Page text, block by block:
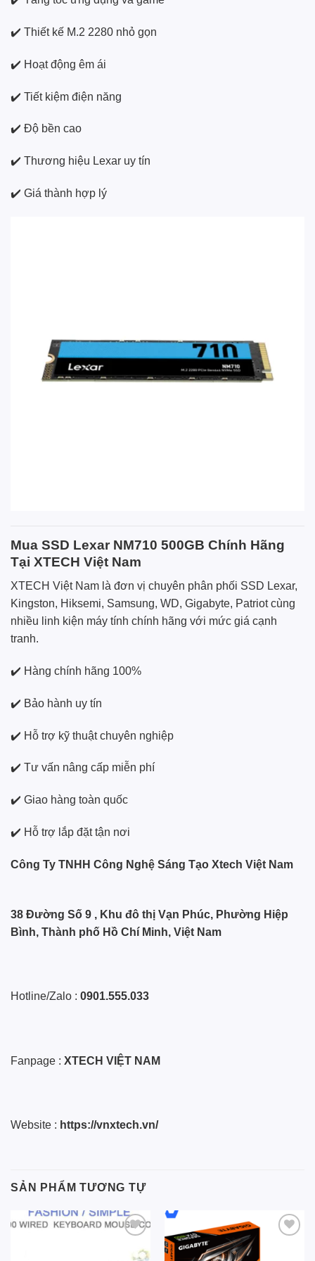
✔️ Thiết kế M.2 2280 nhỏ gọn
✔️ Hoạt động êm ái
✔️ Tiết kiệm điện năng
✔️ Độ bền cao
✔️ Thương hiệu Lexar uy tín
✔️ Giá thành hợp lý
Mua SSD Lexar NM710 500GB Chính Hãng
Tại XTECH Việt Nam
XTECH Việt Nam là đơn vị chuyên phân phối SSD Lexar,
Kingston, Hiksemi, Samsung, WD, Gigabyte, Patriot cùng
nhiều linh kiện máy tính chính hãng với mức giá cạnh
tranh.
✔️ Hàng chính hãng 100%
✔️ Bảo hành uy tín
✔️ Hỗ trợ kỹ thuật chuyên nghiệp
✔️ Tư vấn nâng cấp miễn phí
✔️ Giao hàng toàn quốc
✔️ Hỗ trợ lắp đặt tận nơi
Công Ty TNHH Công Nghệ Sáng Tạo Xtech Việt Nam
38 Đường Số 9 , Khu đô thị Vạn Phúc, Phường Hiệp
Bình, Thành phố Hồ Chí Minh, Việt Nam
Hotline/Zalo : 0901.555.033
Fanpage : XTECH VIỆT NAM
Website : https://vnxtech.vn/
SẢN PHẨM TƯƠNG TỰ
wishlist